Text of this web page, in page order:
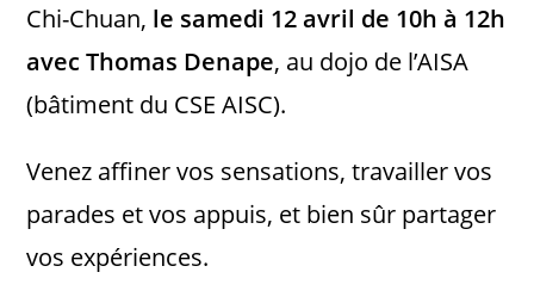
Chi-Chuan, le samedi 12 avril de 10h à 12h
avec Thomas Denape, au dojo de l’AISA
(bâtiment du CSE AISC).
Venez affiner vos sensations, travailler vos
parades et vos appuis, et bien sûr partager
vos expériences.